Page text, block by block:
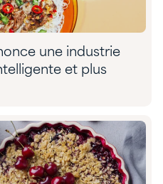
une industrie
et plus